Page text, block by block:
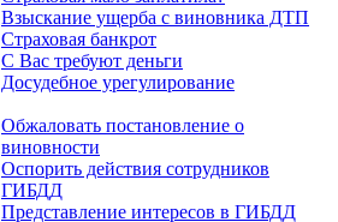
Взыскание ущерба с виновника ДТП
Страховая банкрот
С Вас требуют деньги
Досудебное урегулирование
Обжаловать постановление о
виновности
Оспорить действия сотрудников
ГИБДД
Представление интересов в ГИБДД